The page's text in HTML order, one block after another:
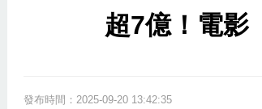
超7億！電影
發布時間：2025-09-20 13:42:35